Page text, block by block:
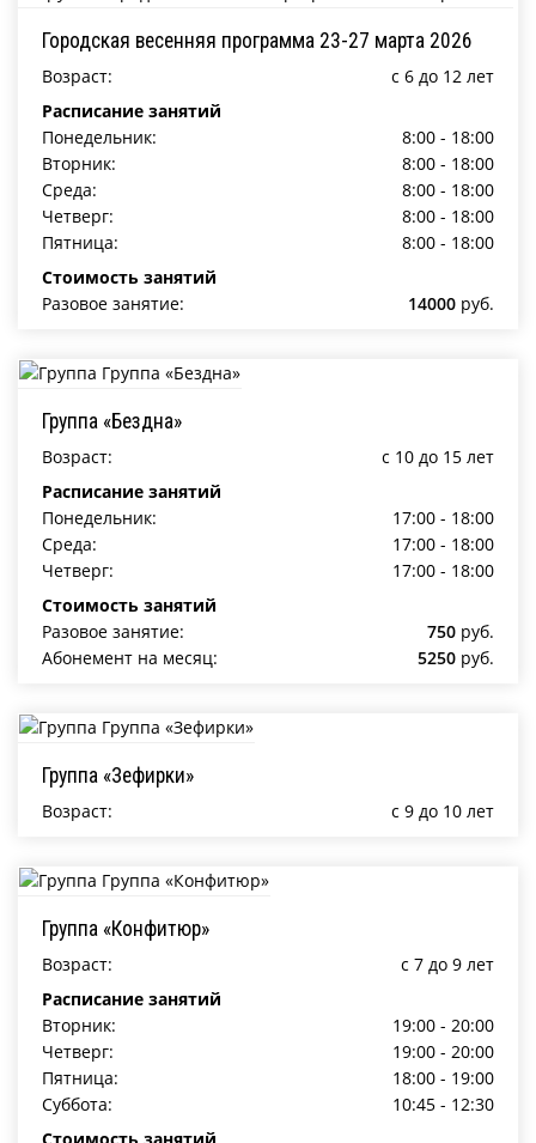
Городская весенняя программа 23-27 марта 2026
Возраст:
c 6 до 12 лет
Расписание занятий
Понедельник:
8:00 - 18:00
Вторник:
8:00 - 18:00
Среда:
8:00 - 18:00
Четверг:
8:00 - 18:00
Пятница:
8:00 - 18:00
Стоимость занятий
Разовое занятие:
14000 руб.
Группа «Бездна»
Возраст:
c 10 до 15 лет
Расписание занятий
Понедельник:
17:00 - 18:00
Среда:
17:00 - 18:00
Четверг:
17:00 - 18:00
Стоимость занятий
Разовое занятие:
750 руб.
Абонемент на месяц:
5250 руб.
Группа «Зефирки»
Возраст: c 9 до 10 лет
Группа «Конфитюр»
Возраст:
c 7 до 9 лет
Расписание занятий
Вторник:
19:00 - 20:00
Четверг:
19:00 - 20:00
Пятница:
18:00 - 19:00
Суббота:
10:45 - 12:30
Стоимость занятий